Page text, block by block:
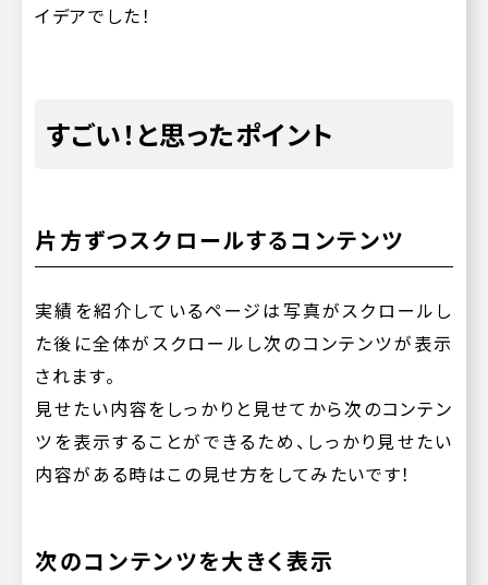
イデアでした！
すごい！と思ったポイント
片方ずつスクロールするコンテンツ
実績を紹介しているページは写真がスクロールし
た後に全体がスクロールし次のコンテンツが表示
されます。
見せたい内容をしっかりと見せてから次のコンテン
ツを表示することができるため、しっかり見せたい
内容がある時はこの見せ方をしてみたいです！
次のコンテンツを大きく表示